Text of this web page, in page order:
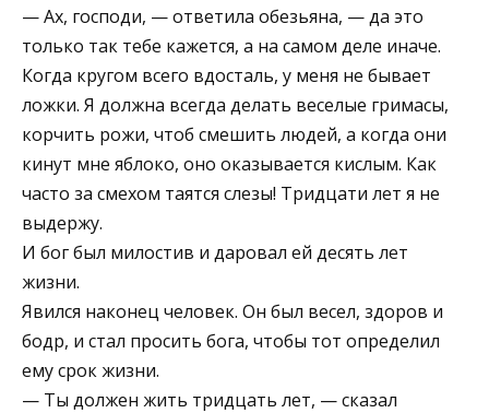
— Ах, господи, — ответила обезьяна, — да это
только так тебе кажется, а на самом деле иначе.
Когда кругом всего вдосталь, у меня не бывает
ложки. Я должна всегда делать веселые гримасы,
корчить рожи, чтоб смешить людей, а когда они
кинут мне яблоко, оно оказывается кислым. Как
часто за смехом таятся слезы! Тридцати лет я не
выдержу.
И бог был милостив и даровал ей десять лет
жизни.
Явился наконец человек. Он был весел, здоров и
бодр, и стал просить бога, чтобы тот определил
ему срок жизни.
— Ты должен жить тридцать лет, — сказал